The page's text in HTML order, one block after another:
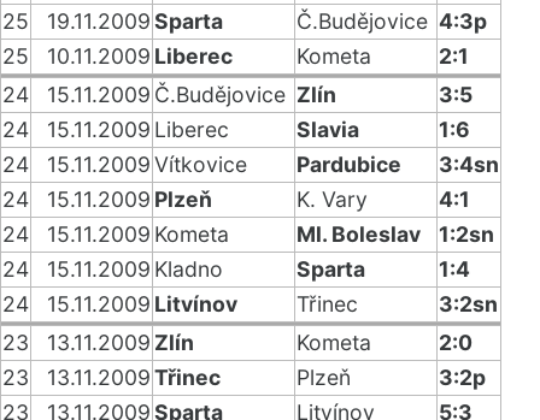
25
19.11.2009Sparta Č.Budějovice 4:3p
25
10.11.2009 Liberec Kometa
2:1
24
15.11.2009 Č.Budějovice Zlín
3:5
24
15.11.2009 Liberec Slavia
1:6
24
15.11.2009Vítkovice Pardubice
3:4sn
24
15.11.2009 Plzeň K. Vary
4:1
24
15.11.2009 Kometa Ml. Boleslav
1:2sn
24
15.11.2009 Kladno Sparta
1:4
24
15.11.2009 Litvínov Třinec
3:2sn
23
13.11.2009 Zlín Kometa
2:0
23
13.11.2009Třinec Plzeň
3:2p
23
13.11.2009Sparta Litvínov 5:3